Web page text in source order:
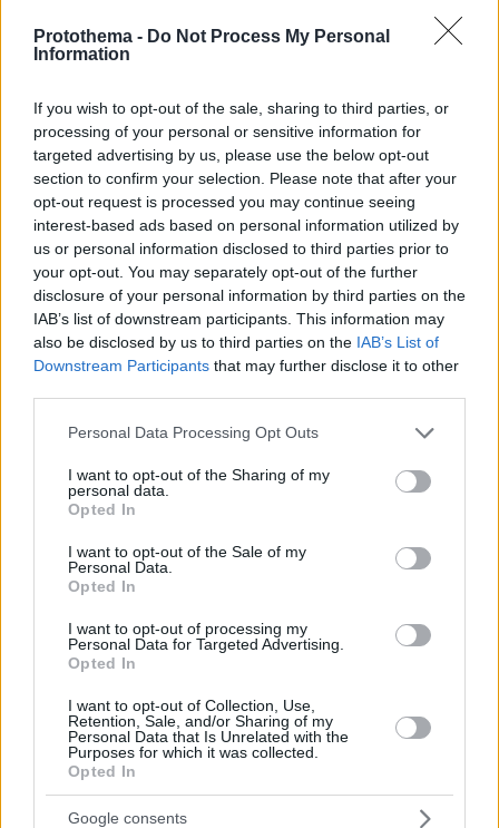
Protothema - Do Not Process My Personal
Information
If you wish to opt-out of the sale, sharing to third parties, or
processing of your personal or sensitive information for
targeted advertising by us, please use the below opt-out
section to confirm your selection. Please note that after your
opt-out request is processed you may continue seeing
interest-based ads based on personal information utilized by
us or personal information disclosed to third parties prior to
your opt-out. You may separately opt-out of the further
disclosure of your personal information by third parties on the
IAB’s list of downstream participants. This information may
also be disclosed by us to third parties on the IAB’s List of
Downstream Participants that may further disclose it to other
Please note that this website/app uses one or more Google
not limited to your visit or usage behaviour. You may click to
grant or deny consent to Google and its third-party tags to
use your data for below specified purposes in below Google
consent section.
Personal Data Processing Opt Outs
I want to opt-out of the Sharing of my
personal data.
Opted In
I want to opt-out of the Sale of my
Personal Data.
Opted In
I want to opt-out of processing my
Personal Data for Targeted Advertising.
Opted In
I want to opt-out of Collection, Use,
Retention, Sale, and/or Sharing of my
Personal Data that Is Unrelated with the
Purposes for which it was collected.
Opted In
Google consents
Ασταμάτητοι οι Σέρβοι μετά το χάλκινο στο Παρίσι -
μετά από πάρτι
Ο γάμος του Ντάνγκουμπιτς φάνηκε... καταστροφικός
17.08.2024, 11:30 1